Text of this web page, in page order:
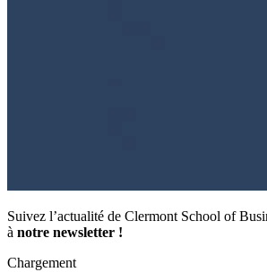
Suivez l’actualité de Clermont School of
à notre newsletter !
Chargement